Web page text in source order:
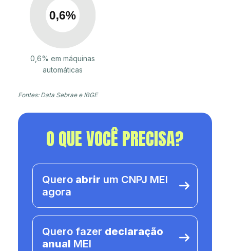
0,6% em máquinas
automáticas
Fontes: Data Sebrae e IBGE
O QUE VOCÊ PRECISA?
Quero abrir um CNPJ MEI
agora
Quero fazer declaração
anual MEI